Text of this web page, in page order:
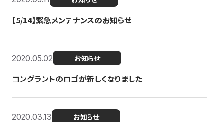
【5/14】緊急メンテナンスのお知らせ
2020.05.02 お知らせ
コングラントのロゴが新しくなりました
2020.03.13 お知らせ